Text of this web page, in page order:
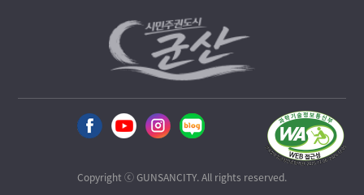
Copyright ⓒ GUNSANCITY. All rights reserved.